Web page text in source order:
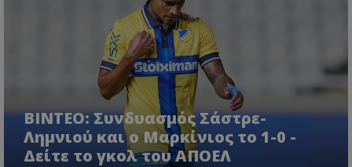
ΒΙΝΤΕΟ: Συνδυασμός Σάστρε-
Λημνιού και ο Μαρκίνιος το 1-0 -
Δείτε το γκολ του ΑΠΟΕΛ